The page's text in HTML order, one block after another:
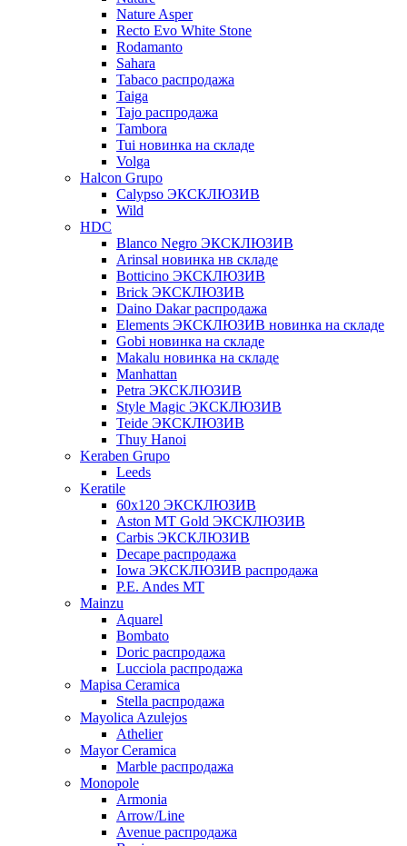
Nature Asper
Recto Evo White Stone
Rodamanto
Sahara
Tabaco распродажа
Taiga
Tajo распродажа
Tambora
Tui новинка на складе
Volga
Halcon Grupo
Calypso ЭКСКЛЮЗИВ
Wild
HDC
Blanco Negro ЭКСКЛЮЗИВ
Arinsal новинка нв складе
Botticino ЭКСКЛЮЗИВ
Brick ЭКСКЛЮЗИВ
Daino Dakar распродажа
Elements ЭКСКЛЮЗИВ новинка на складе
Gobi новинка на складе
Makalu новинка на складе
Manhattan
Petra ЭКСКЛЮЗИВ
Style Magic ЭКСКЛЮЗИВ
Teide ЭКСКЛЮЗИВ
Thuy Hanoi
Keraben Grupo
Leeds
Keratile
60х120 ЭКСКЛЮЗИВ
Aston MT Gold ЭКСКЛЮЗИВ
Carbis ЭКСКЛЮЗИВ
Decape распродажа
Iowa ЭКСКЛЮЗИВ распродажа
P.E. Andes MT
Mainzu
Aquarel
Bombato
Doric распродажа
Lucciola распродажа
Mapisa Ceramica
Stella распродажа
Mayolica Azulejos
Athelier
Mayor Ceramica
Marble распродажа
Monopole
Armonia
Arrow/Line
Avenue распродажа